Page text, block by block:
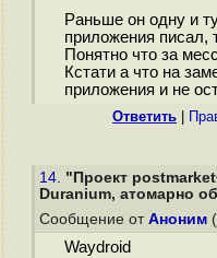
Раньше он одну и
приложения писал,
Понятно что за
Кстати а что на
приложения и не
Ответить
14. "Проект
Duranium, атомарно
Сообщение от Аноним
Waydroid